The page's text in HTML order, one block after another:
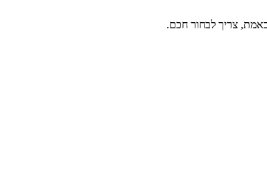
באמת, צריך לבחור חכם.